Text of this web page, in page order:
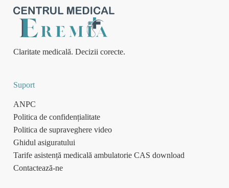
Claritate medicală. Decizii corecte.
Suport
ANPC
Politica de confidențialitate
Politica de supraveghere video
Ghidul asiguratului
Tarife asistență medicală ambulatorie CAS download
Contactează-ne